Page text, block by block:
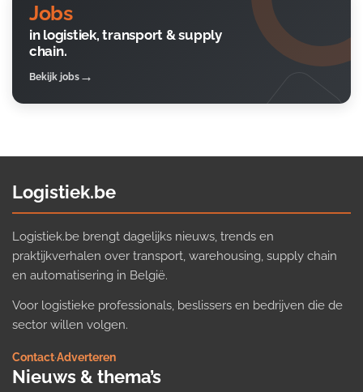
Jobs
in logistiek, transport & supply
chain.
Bekijk jobs
Logistiek.be
Logistiek.be brengt dagelijks nieuws, trends en
praktijkverhalen over transport, warehousing, supply chain
en automatisering in België.
Voor logistieke professionals, beslissers en bedrijven die de
sector willen volgen.
Contact·Adverteren
Nieuws & thema’s